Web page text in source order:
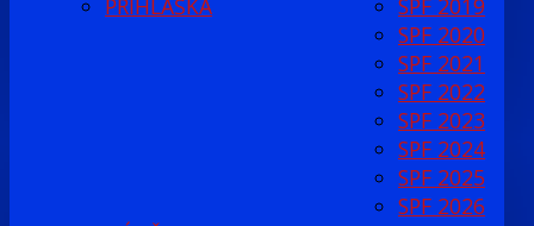
SPF 2020
SPF 2021
SPF 2022
SPF 2023
SPF 2024
SPF 2025
SPF 2026